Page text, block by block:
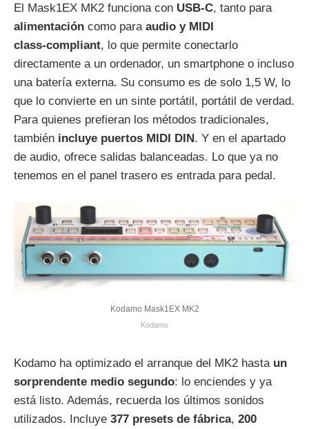
El Mask1EX MK2 funciona con USB‑C, tanto para
alimentación como para audio y MIDI
class‑compliant, lo que permite conectarlo
directamente a un ordenador, un smartphone o incluso
una batería externa. Su consumo es de solo 1,5 W, lo
que lo convierte en un sinte portátil, portátil de verdad.
Para quienes prefieran los métodos tradicionales,
también incluye puertos MIDI DIN. Y en el apartado
de audio, ofrece salidas balanceadas. Lo que ya no
tenemos en el panel trasero es entrada para pedal.
Kodamo Mask1EX MK2
Kodamo
Kodamo ha optimizado el arranque del MK2 hasta un
sorprendente medio segundo: lo enciendes y ya
está listo. Además, recuerda los últimos sonidos
utilizados. Incluye 377 presets de fábrica, 200